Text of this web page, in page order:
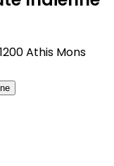
Athis Mons